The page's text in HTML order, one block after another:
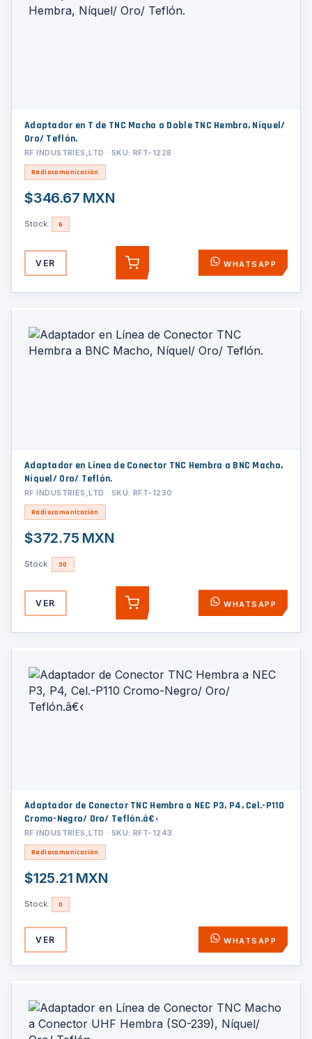
Adaptador en T de TNC Macho a Doble TNC Hembra, Níquel/
Oro/ Teflón.
RF INDUSTRIES,LTD · SKU: RFT-1228
Radiocomunicación
$346.67 MXN
Stock: 6
VER AGREGAR WHATSAPP
Adaptador en Línea de Conector TNC Hembra a BNC Macho,
Níquel/ Oro/ Teflón.
RF INDUSTRIES,LTD · SKU: RFT-1230
Radiocomunicación
$372.75 MXN
Stock: 30
VER AGREGAR WHATSAPP
Adaptador de Conector TNC Hembra a NEC P3, P4, Cel.-P110
Cromo-Negro/ Oro/ Teflón.â€‹
RF INDUSTRIES,LTD · SKU: RFT-1243
Radiocomunicación
$125.21 MXN
Stock: 0
VER WHATSAPP